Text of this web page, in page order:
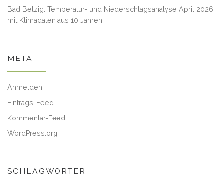
Bad Belzig: Temperatur- und Niederschlagsanalyse April 2026
mit Klimadaten aus 10 Jahren
META
Anmelden
Eintrags-Feed
Kommentar-Feed
WordPress.org
SCHLAGWÖRTER